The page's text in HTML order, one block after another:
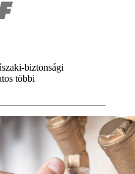
biztonsági
többi